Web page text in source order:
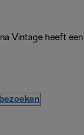
Vintage heeft